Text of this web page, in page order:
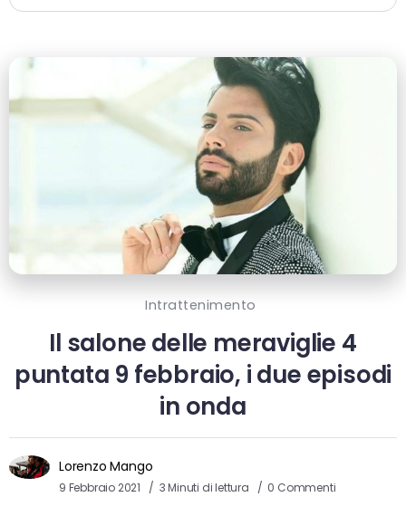
Intrattenimento
Il salone delle meraviglie 4
puntata 9 febbraio, i due episodi
in onda
Lorenzo Mango
9 Febbraio 2021 3 Minuti di lettura 0 Commenti